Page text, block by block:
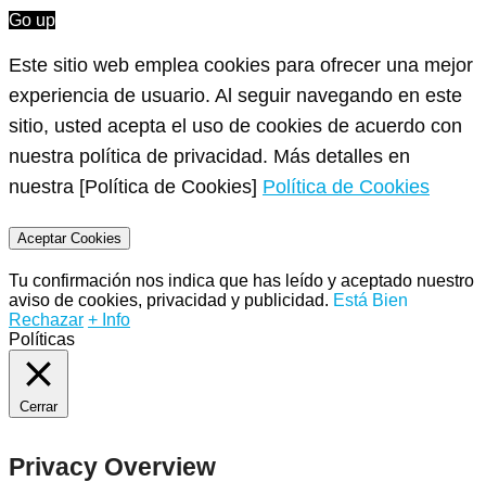
Go up
Este sitio web emplea cookies para ofrecer una mejor
experiencia de usuario. Al seguir navegando en este
sitio, usted acepta el uso de cookies de acuerdo con
nuestra política de privacidad. Más detalles en
nuestra [Política de Cookies] Política de Cookies
Aceptar Cookies
Tu confirmación nos indica que has leído y aceptado nuestro
aviso de cookies, privacidad y publicidad. Está Bien
Rechazar + Info
Políticas
Cerrar
Privacy Overview